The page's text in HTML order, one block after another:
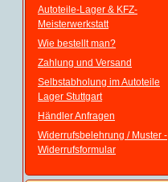
Autoteile-Lager & KFZ-
Meisterwerkstatt
Wie bestellt man?
Zahlung und Versand
Selbstabholung im Autoteile
Lager Stuttgart
Händler Anfragen
Widerrufsbelehrung / Muster -
Widerrufsformular